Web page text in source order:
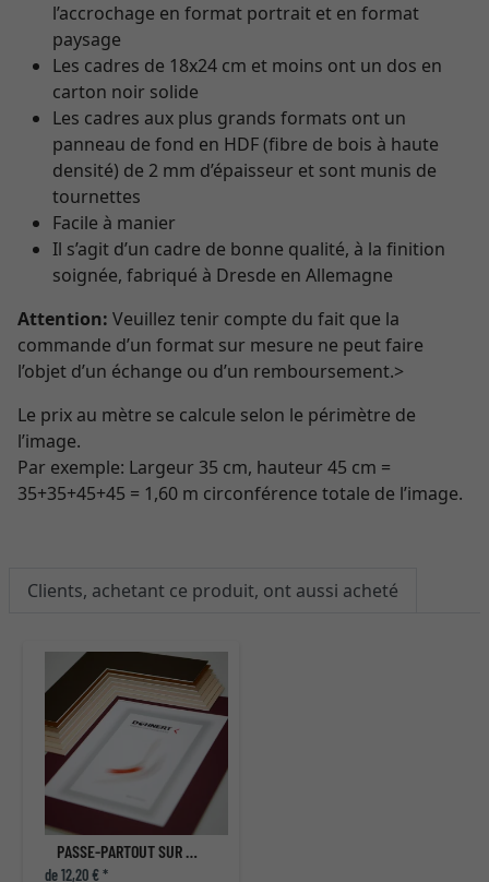
l’accrochage en format portrait et en format
paysage
Les cadres de 18x24 cm et moins ont un dos en
carton noir solide
Les cadres aux plus grands formats ont un
panneau de fond en HDF (fibre de bois à haute
densité) de 2 mm d’épaisseur et sont munis de
tournettes
Facile à manier
Il s’agit d’un cadre de bonne qualité, à la finition
soignée, fabriqué à Dresde en Allemagne
Attention: Veuillez tenir compte du fait que la
commande d’un format sur mesure ne peut faire
l’objet d’un échange ou d’un remboursement.>
Le prix au mètre se calcule selon le périmètre de
l’image.
Par exemple: Largeur 35 cm, hauteur 45 cm =
35+35+45+45 = 1,60 m circonférence totale de l’image.
Clients, achetant ce produit, ont aussi acheté
PASSE-PARTOUT SUR MESURE
de 12,20 € *